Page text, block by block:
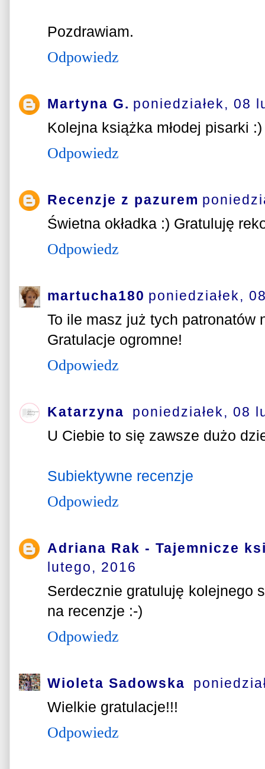
Pozdrawiam.
Odpowiedz
Martyna G. poniedziałek, 08
Kolejna książka młodej pisarki :)
Odpowiedz
Recenzje z pazurem
Świetna okładka :) Gratuluję
Odpowiedz
martucha180 poniedziałek,
To ile masz już tych patronatów
Gratulacje ogromne!
Odpowiedz
Katarzyna poniedziałek, 08
U Ciebie to się zawsze dużo
Subiektywne recenzje
Odpowiedz
Adriana Rak - Tajemnicze
lutego, 2016
Serdecznie gratuluję kolejnego
na recenzje :-)
Odpowiedz
Wioleta Sadowska
Wielkie gratulacje!!!
Odpowiedz